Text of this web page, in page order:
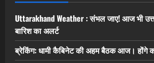
Uttarakhand Weather : संभल जाए! आज भी
बारिश का अलर्ट
ब्रेकिंग: धामी कैबिनेट की अहम बैठक आज।